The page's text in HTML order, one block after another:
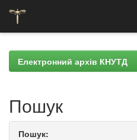
navigationЕлектронний архів КНУТД
Пошук
Пошук: